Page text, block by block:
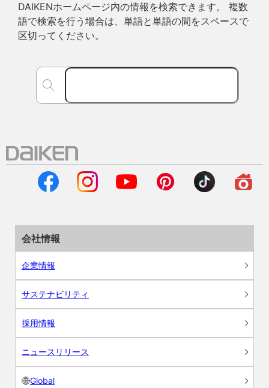
DAIKENホームページ内の情報を検索できます。 複数
語で検索を行う場合は、単語と単語の間をスペースで
区切ってください。
会社情報
企業情報
サステナビリティ
採用情報
ニュースリリース
Global